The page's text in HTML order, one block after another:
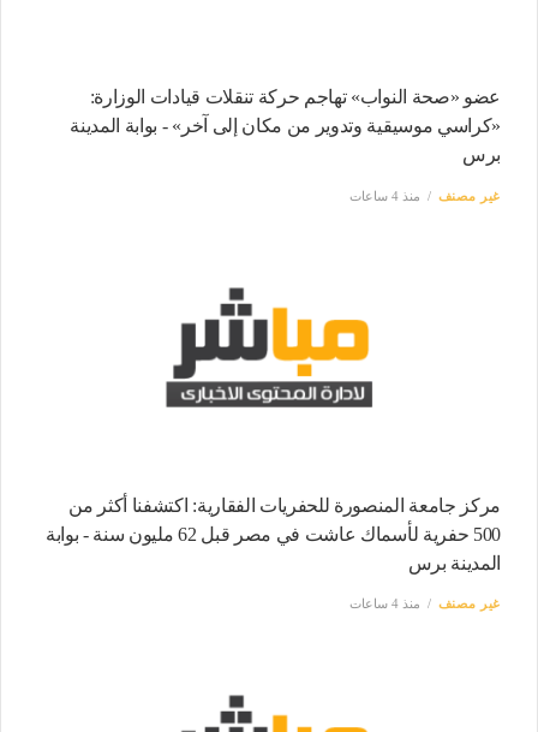
عضو «صحة النواب» تهاجم حركة تنقلات قيادات الوزارة:
«كراسي موسيقية وتدوير من مكان إلى آخر» - بوابة المدينة
برس
غير مصنف منذ 4 ساعات
مركز جامعة المنصورة للحفريات الفقارية: اكتشفنا أكثر من
500 حفرية لأسماك عاشت في مصر قبل 62 مليون سنة - بوابة
المدينة برس
غير مصنف منذ 4 ساعات